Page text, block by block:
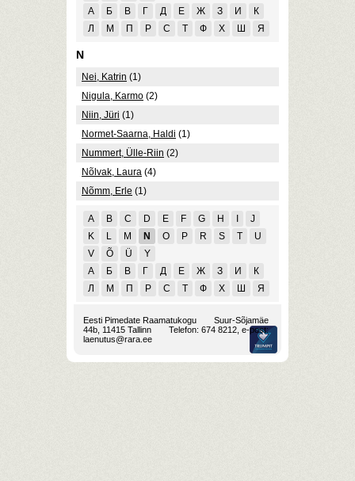
А
Б В Г Д Е Ж З И
К
Л
М П Р С Т Ф Х Ш Я
N
Nei, Katrin (1)
Nigula, Karmo (2)
Niin, Jüri (1)
Normet-Saarna, Haldi (1)
Nummert, Ülle-Riin (2)
Nõlvak, Laura (4)
Nõmm, Erle (1)
A B C D E F G H
J
K
L M N O P R S T
U
V
Õ Ü
Y
А
Б В Г Д Е Ж З И
К
Л
М П Р С Т Ф Х Ш Я
Eesti Pimedate Raamatukogu
Suur-Sõjamäe
44b, 11415 Tallinn
Telefon: 674 8212, e-post:
laenutus@rara.ee